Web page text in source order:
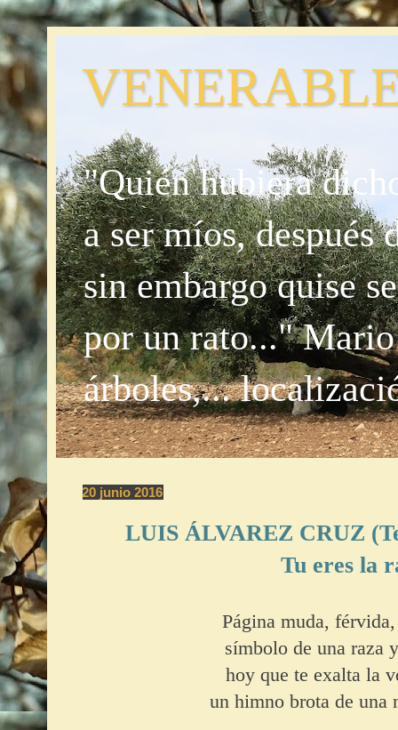
"Quién hubiera
a ser míos,
sin embargo quise
por un rato..."
árboles,...
20 junio 2016
LUIS ÁLVAREZ CRUZ
Tu eres la
Página muda,
símbolo de una raza
hoy que te exalta la
un himno brota de una